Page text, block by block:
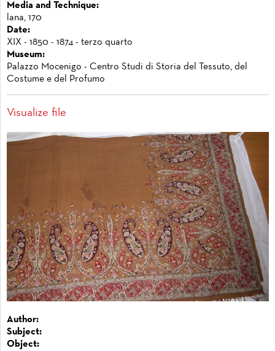
Media and Technique:
lana, 170
Date:
XIX - 1850 - 1874 - terzo quarto
Museum:
Palazzo Mocenigo - Centro Studi di Storia del Tessuto, del
Costume e del Profumo
Visualize file
Author:
Subject:
Object: